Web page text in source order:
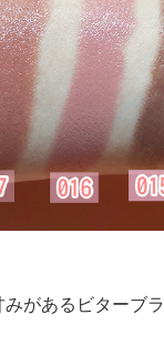
があるビターブ